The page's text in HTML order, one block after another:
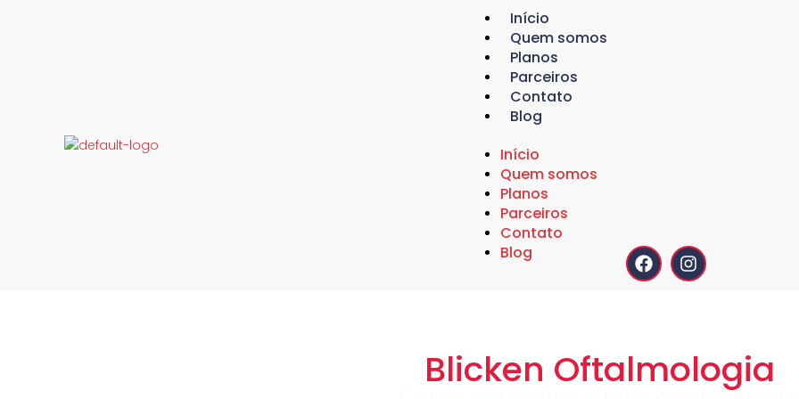
Início
Quem somos
Planos
Parceiros
Contato
Blog
Início
Quem somos
Planos
Parceiros
Contato
Blog
Blicken Oftalmologia